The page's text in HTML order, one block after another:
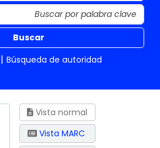
Buscar
Búsqueda de autoridad
Vista normal
Vista MARC